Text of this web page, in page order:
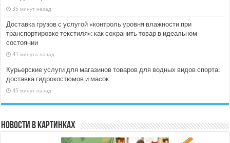
35 минут назад
Доставка грузов с услугой «контроль уровня влажности при
транспортировке текстиля»: как сохранить товар в идеальном
состоянии
41 минута назад
Курьерские услуги для магазинов товаров для водных видов спорта:
доставка гидрокостюмов и масок
45 минут назад
Новости в картинках